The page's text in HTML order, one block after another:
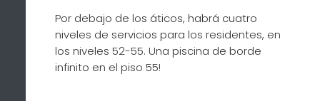
Por debajo de los áticos, habrá cuatro
niveles de servicios para los residentes, en
los niveles 52-55. Una piscina de borde
infinito en el piso 55!